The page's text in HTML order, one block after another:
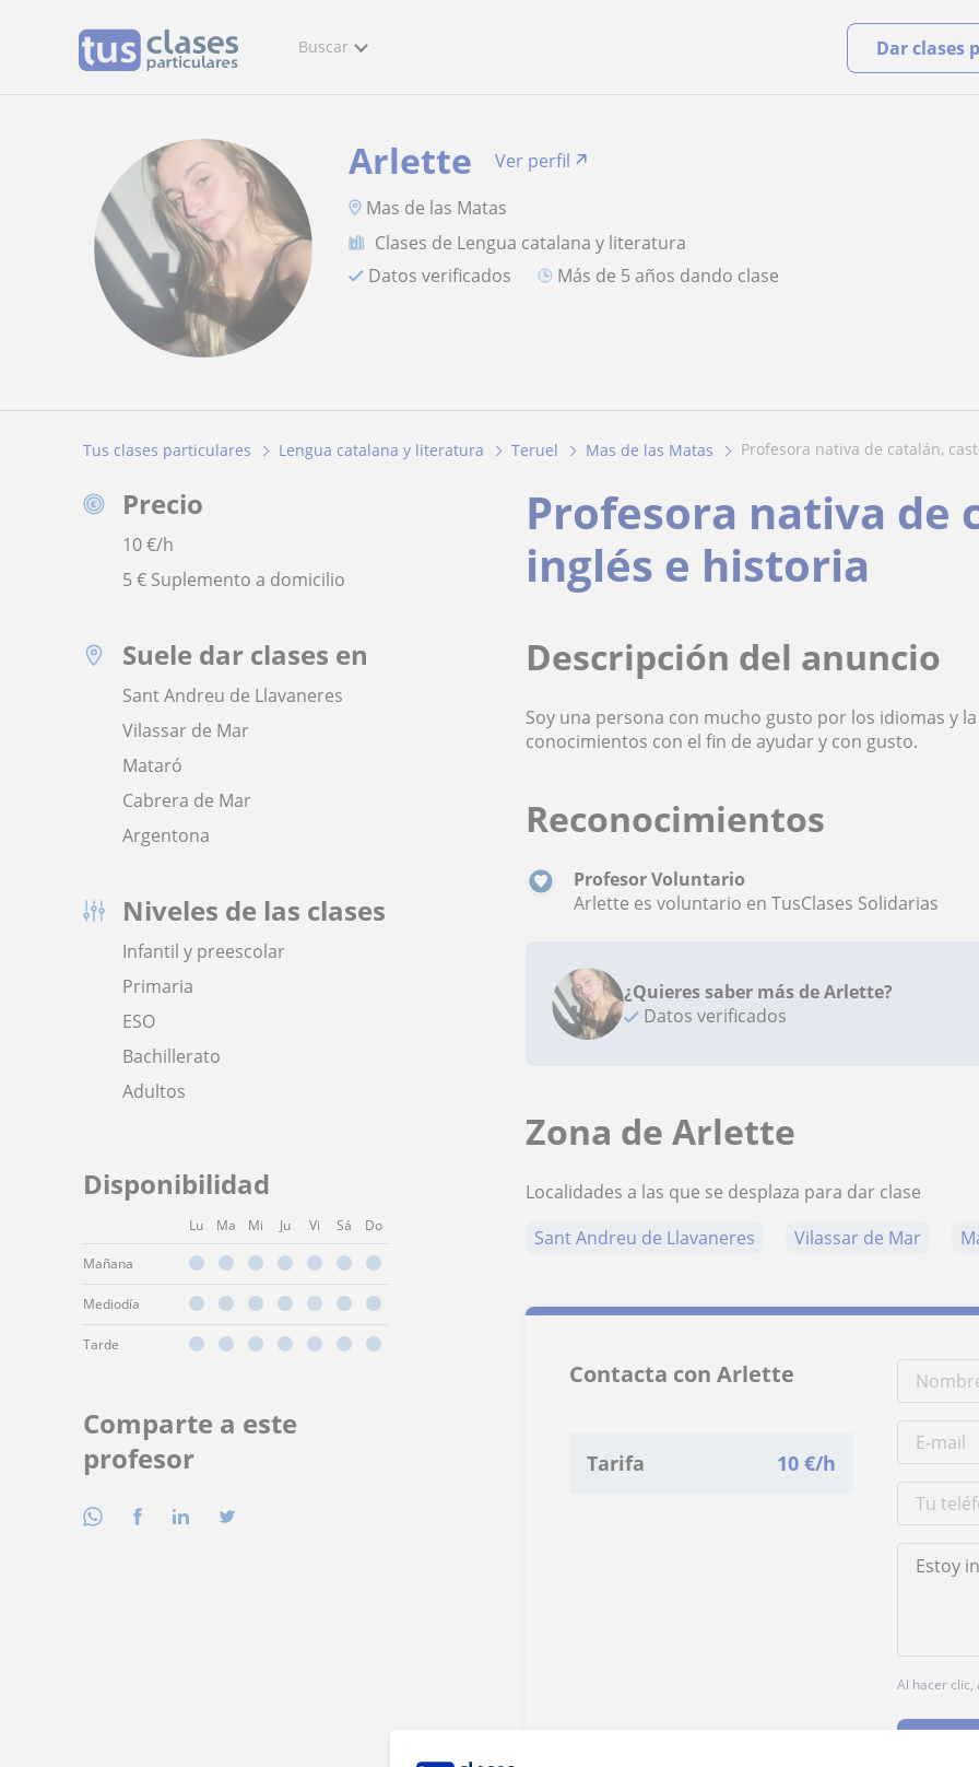
Buscar Dar clases
Arlette
Ver perfil
Mas de las Matas
Clases de Lengua catalana y literatura
Datos verificados
más de 5 años dando clase
Tus clases particulares Lengua catalana y literatura Teruel Mas de las Matas profesora nativa de catalán,
Precio
10€/h
5 € Suplemento a domicilio
Suele dar clases en
Sant Andreu de Llavaneres
Vilassar de Mar
Mataró
Cabrera de Mar
Argentona
Niveles de las clases
Infantil y preescolar
Primaria
ESO
Bachillerato
Adultos
Disponibilidad
Lu Ma Mi Ju Vi Sá Do
Mañana
Mediodía
Tarde
Comparte a este
profesor
Profesora nativa de
inglés e historia
Descripción del anuncio
Soy una persona con mucho gusto por los idiomas y
conocimientos con el fin de ayudar y con gusto.
Reconocimientos
Profesor Voluntario
Arlette es voluntario en TusClases Solidarias
¿Quieres saber más de Arlette?
Datos verificados
Zona de Arlette
Localidades a las que se desplaza para dar clase
Sant Andreu de Llavaneres
Vilassar de Mar
Contacta con Arlette
Tarifa 10 €/h
Al hacer